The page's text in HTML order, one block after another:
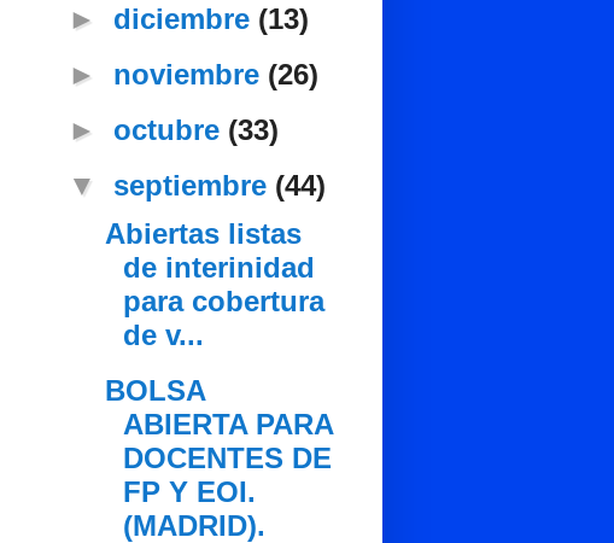
► diciembre (13)
► noviembre (26)
► octubre (33)
▼ septiembre (44)
Abiertas listas
de interinidad
para cobertura
de v...
BOLSA
ABIERTA PARA
DOCENTES DE
FP Y EOI.
(MADRID).